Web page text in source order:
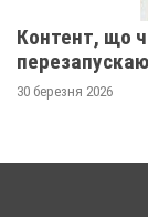
Контент, що
30 березня 2026